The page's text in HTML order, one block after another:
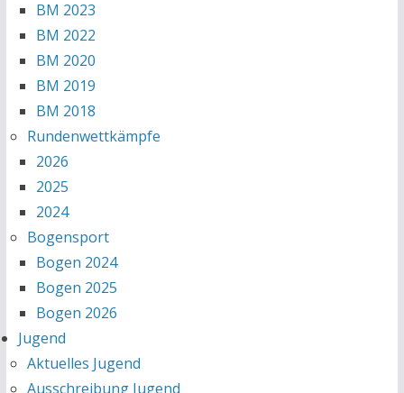
BM 2023
BM 2022
BM 2020
BM 2019
BM 2018
Rundenwettkämpfe
2026
2025
2024
Bogensport
Bogen 2024
Bogen 2025
Bogen 2026
Jugend
Aktuelles Jugend
Ausschreibung Jugend